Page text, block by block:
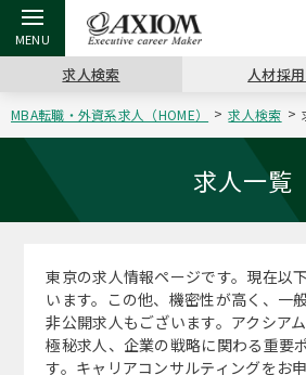
戻る
アクシアムの特長
サービス案内
コンサルタントの紹介
戻る
キャリア支援 TOP
キャリアデザイン講座
ステージ別アドバイス
MBAの転職事例
戻る
転職ツール TOP
英文レジュメの書き方
職務経歴書の書き方
日本語履歴書テンプレート
戻る
転職コラム TOP
“展”職相談室
転職市場の明日をよめ
コンサルティングの現場から
戻る
イベント・セミナー TOP
ジョブフェア
キャリアデザインセミナー
海外セミナー
戻る
会社概要 TOP
沿革
主なクライアント
アクセス
求人検索 人材採
MBA転職・外資系求人（HOME） 求人検索
求人一覧
東京の求人情報ページです。現在以
います。この他、機密性が高く、一
非公開求人もございます。アクシア
極秘求人、企業の戦略に関わる重要
す。キャリアコンサルティングをお